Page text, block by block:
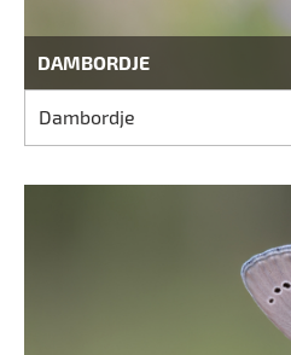
DAMBORDJE
Dambordje